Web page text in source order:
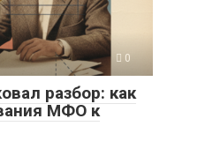
0
разбор: как
МФО к